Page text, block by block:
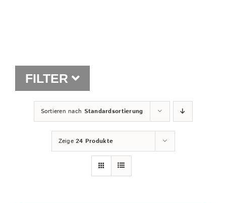
Shop
FILTER
Sortieren nach Standardsortierung
Zeige24 Produkte